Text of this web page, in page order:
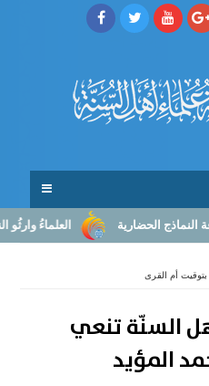
العلماءُ وارثُو الحضارية
بتوقيت أم القرى
السنّة تنعي
المؤيد